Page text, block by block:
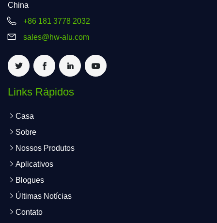
China
+86 181 3778 2032
sales@hw-alu.com
Links Rápidos
Casa
Sobre
Nossos Produtos
Aplicativos
Blogues
Últimas Notícias
Contato